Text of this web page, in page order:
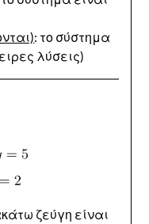
: το σύστημα
λύσεις)
ζεύγη είναι